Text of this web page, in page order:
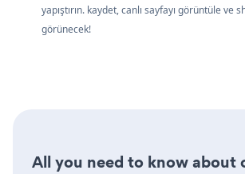
yapıştırın. kaydet, canlı sayfayı görüntüle ve
görünecek!
All you need to know about